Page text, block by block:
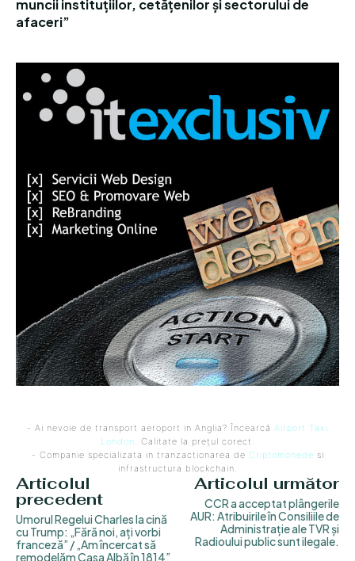
muncii instituțiilor, cetățenilor și sectorului de
afaceri”
- Ai nevoie de transport aeroport in Anglia? Încearcă Airport Taxi
London. Calitate la prețul corect.
- Companie specializata in tranzactionarea de Criptomonede si
infrastructura blockchain.
Articolul
precedent
Umorul Regelui Charles la cină
cu Trump: „Fără noi, ați vorbi
franceză” / „Am încercat să
remodelăm Casa Albă în 1814”
Articolul următor
CCR a acceptat plângerile
AUR: Atribuirile în Consiliile de
Administrație ale TVR și
Radioului public sunt ilegale.